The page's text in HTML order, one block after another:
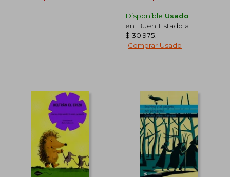
50%
dcto.
Disponible Usado
en Buen Estado a
$ 30.975
Comprar Usado